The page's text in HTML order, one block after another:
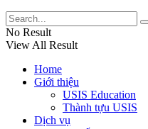
No Result
View All Result
Home
Giới thiệu
USIS Education
Thành tựu USIS
Dịch vụ